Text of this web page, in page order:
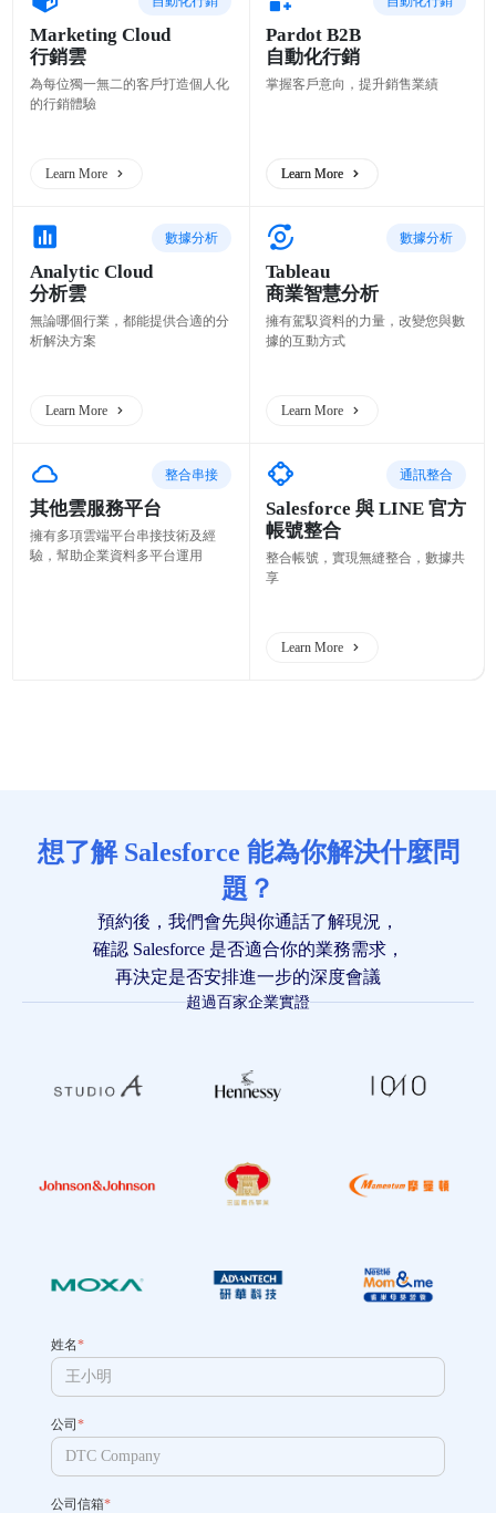
Marketing Cloud
行銷雲
為每位獨一無二的客戶打造個人化
的行銷體驗
Learn More
Pardot B2B
自動化行銷
Learn More
掌握客戶意向，提升銷售業績
Learn More
數據分析
Analytic Cloud
分析雲
無論哪個行業，都能提供合適的分
析解決方案
Learn More
數據分析
Tableau
商業智慧分析
擁有駕馭資料的力量，改變您與數
據的互動方式
Learn More
整合串接
其他雲服務平台
擁有多項雲端平台串接技術及經
驗，幫助企業資料多平台運用
通訊整合
Salesforce 與 LINE 官方
帳號整合
整合帳號，實現無縫整合，數據共
享
Learn More
想了解 Salesforce 能為你解決什麼問
題？
預約後，我們會先與你通話了解現況，
確認 Salesforce 是否適合你的業務需求，
再決定是否安排進一步的深度會議
超過百家企業實證
姓名*
公司*
公司信箱*